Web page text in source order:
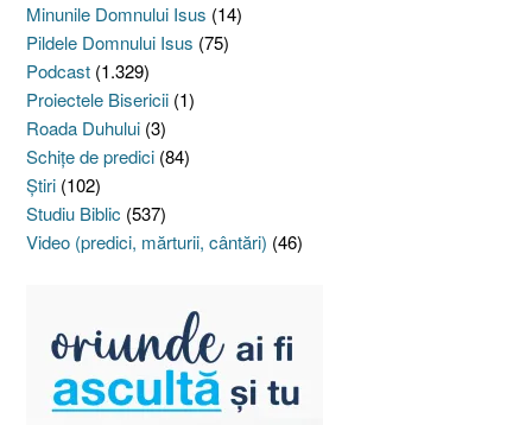
Minunile Domnului Isus (14)
Pildele Domnului Isus (75)
Podcast (1.329)
Proiectele Bisericii (1)
Roada Duhului (3)
Schiţe de predici (84)
Ştiri (102)
Studiu Biblic (537)
Video (predici, mărturii, cântări) (46)